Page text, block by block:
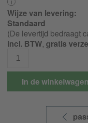
Wijze van levering:
Standaard
(De levertijd bedraagt
incl. BTW, gratis
In de winkelwagen